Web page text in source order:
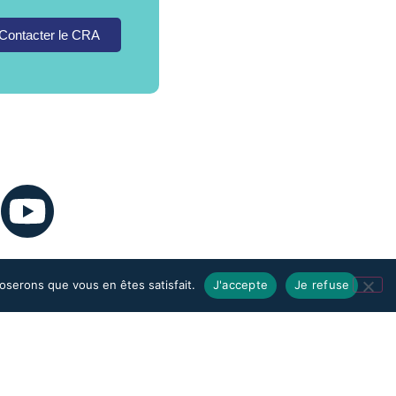
le CRA
que vous en êtes satisfait. J'accepte Je refuse